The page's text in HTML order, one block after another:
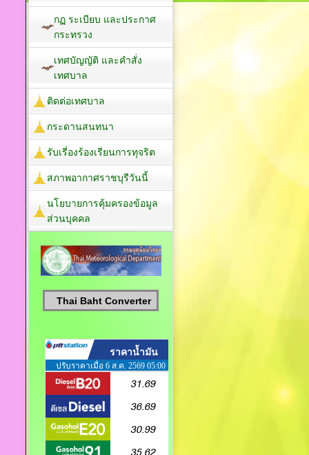
กฏ ระเบียบ และประกาศ
กระทรวง
เทศบัญญัติ และคำสั่ง
เทศบาล
ติดต่อเทศบาล
กระดานสนทนา
รับเรี่องร้องเรียนการทุจริต
สภาพอากาศราชบุรีวันนี้
นโยบายการคุ้มครองข้อมูล
ส่วนบุคคล
Thai Baht Converter